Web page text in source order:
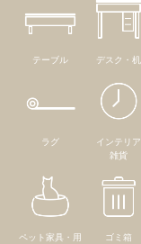
テーブル デスク・机
ラグ
インテリア
雑貨
ペット家具・用
ゴミ箱